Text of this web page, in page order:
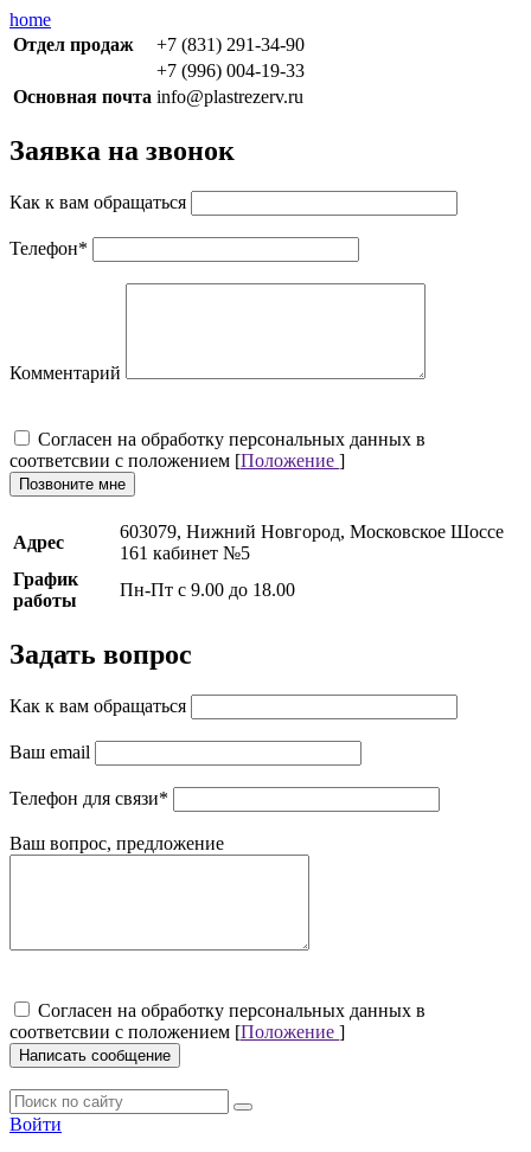
home
Отдел продаж
+7 (831) 291-34-90
+7 (996) 004-19-33
Основная почта info@plastrezerv.ru
Заявка на звонок
Как к вам обращаться
Телефон*
Комментарий
Cогласен на обработку персональных данных в
соответсвии с положением [Положение ]
Позвоните мне
Адрес
603079, Нижний Новгород, Московское Шоссе
161 кабинет №5
График
работы
Пн-Пт с 9.00 до 18.00
Задать вопрос
Как к вам обращаться
Ваш email
Телефон для связи*
Ваш вопрос, предложение
Cогласен на обработку персональных данных в
соответсвии с положением [Положение ]
Написать сообщение
Войти